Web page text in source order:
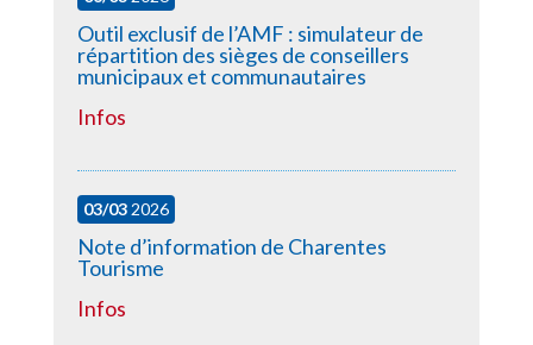
Outil exclusif de l’AMF : simulateur de
répartition des sièges de conseillers
municipaux et communautaires
Infos
03/032026
Note d’information de Charentes
Tourisme
Infos